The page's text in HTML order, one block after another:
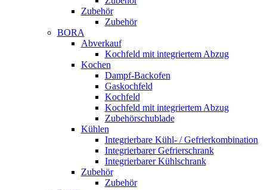
Zubehör
Zubehör
BORA
Abverkauf
Kochfeld mit integriertem Abzug
Kochen
Dampf-Backofen
Gaskochfeld
Kochfeld
Kochfeld mit integriertem Abzug
Zubehörschublade
Kühlen
Integrierbare Kühl- / Gefrierkombination
Integrierbarer Gefrierschrank
Integrierbarer Kühlschrank
Zubehör
Zubehör